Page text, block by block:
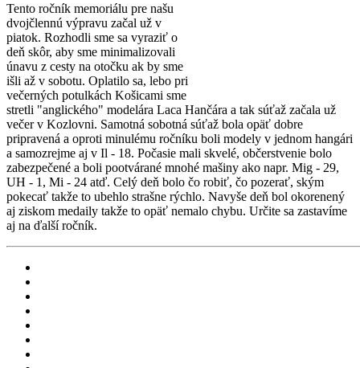
Tento ročník memoriálu pre našu
dvojčlennú výpravu začal už v
piatok. Rozhodli sme sa vyraziť o
deň skôr, aby sme minimalizovali
únavu z cesty na otočku ak by sme
išli až v sobotu. Oplatilo sa, lebo pri
večerných potulkách Košicami sme
stretli "anglického" modelára Laca Hančára a tak súťaž začala už
večer v Kozlovni. Samotná sobotná súťaž bola opäť dobre
pripravená a oproti minulému ročníku boli modely v jednom hangári
a samozrejme aj v Il - 18. Počasie mali skvelé, občerstvenie bolo
zabezpečené a boli pootvárané mnohé mašiny ako napr. Mig - 29,
UH - 1, Mi - 24 atď. Celý deň bolo čo robiť, čo pozerať, ským
pokecať takže to ubehlo strašne rýchlo. Navyše deň bol okorenený
aj ziskom medaily takže to opäť nemalo chybu. Určite sa zastavíme
aj na ďalší ročník.